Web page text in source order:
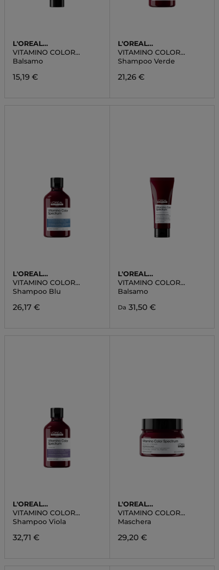
L'OREAL
PROFESSIONNEL
VITAMINO COLOR
SPECTRUM
Balsamo
15,19 €
L'OREAL
PROFESSIONNEL
VITAMINO COLOR
SPECTRUM
Shampoo Verde
21,26 €
L'OREAL
PROFESSIONNEL
VITAMINO COLOR
SPECTRUM
Shampoo Blu
26,17 €
L'OREAL
PROFESSIONNEL
VITAMINO COLOR
SPECTRUM
Balsamo
Da 31,50 €
L'OREAL
PROFESSIONNEL
VITAMINO COLOR
SPECTRUM
Shampoo Viola
32,71 €
L'OREAL
PROFESSIONNEL
VITAMINO COLOR
SPECTRUM
Maschera
29,20 €